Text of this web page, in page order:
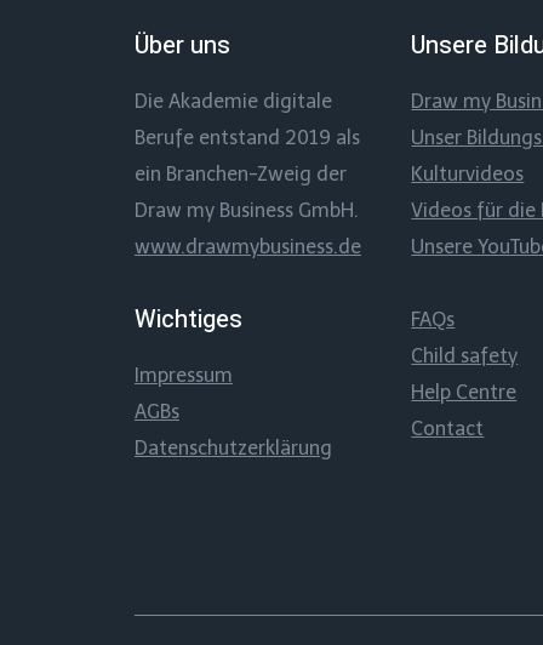
Über uns
Die Akademie digitale
Berufe entstand 2019 als
ein Branchen-Zweig der
Draw my Business GmbH.
www.drawmybusiness.de
Wichtiges
Impressum
AGBs
Datenschutzerklärung
Unsere
Draw my
Unser
Kulturvideos
Videos für die
Unsere
FAQs
Child safety
Help Centre
Contact